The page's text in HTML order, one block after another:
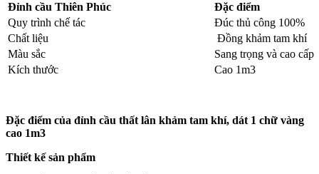
Đỉnh cầu Thiên Phúc
Đặc điểm
Quy trình chế tác
Đúc thủ công 100%
Chất liệu
Đồng khảm tam khí
Màu sắc
Sang trọng và cao cấp
Kích thước
Cao 1m3
Đặc điểm của đỉnh cầu thất lân khảm tam khí, dát 1 chữ vàng
cao 1m3
Thiết kế sản phẩm